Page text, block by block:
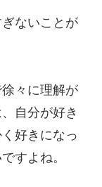
ないことが
々に理解が
自分が好き
好きになっ
すよね。